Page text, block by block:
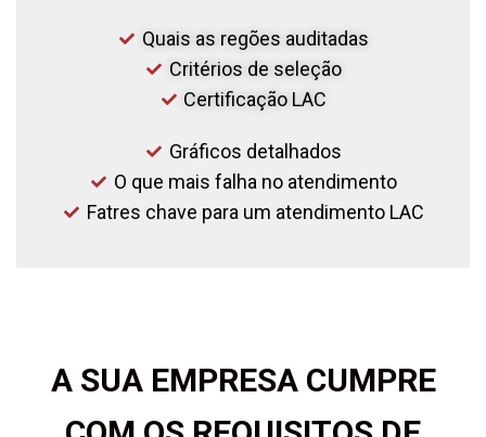
Quais as regões auditadas
Critérios de seleção
Certificação LAC
Gráficos detalhados
O que mais falha no atendimento
Fatres chave para um atendimento LAC
A SUA EMPRESA CUMPRE